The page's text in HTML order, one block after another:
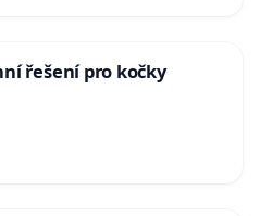
řešení pro kočky